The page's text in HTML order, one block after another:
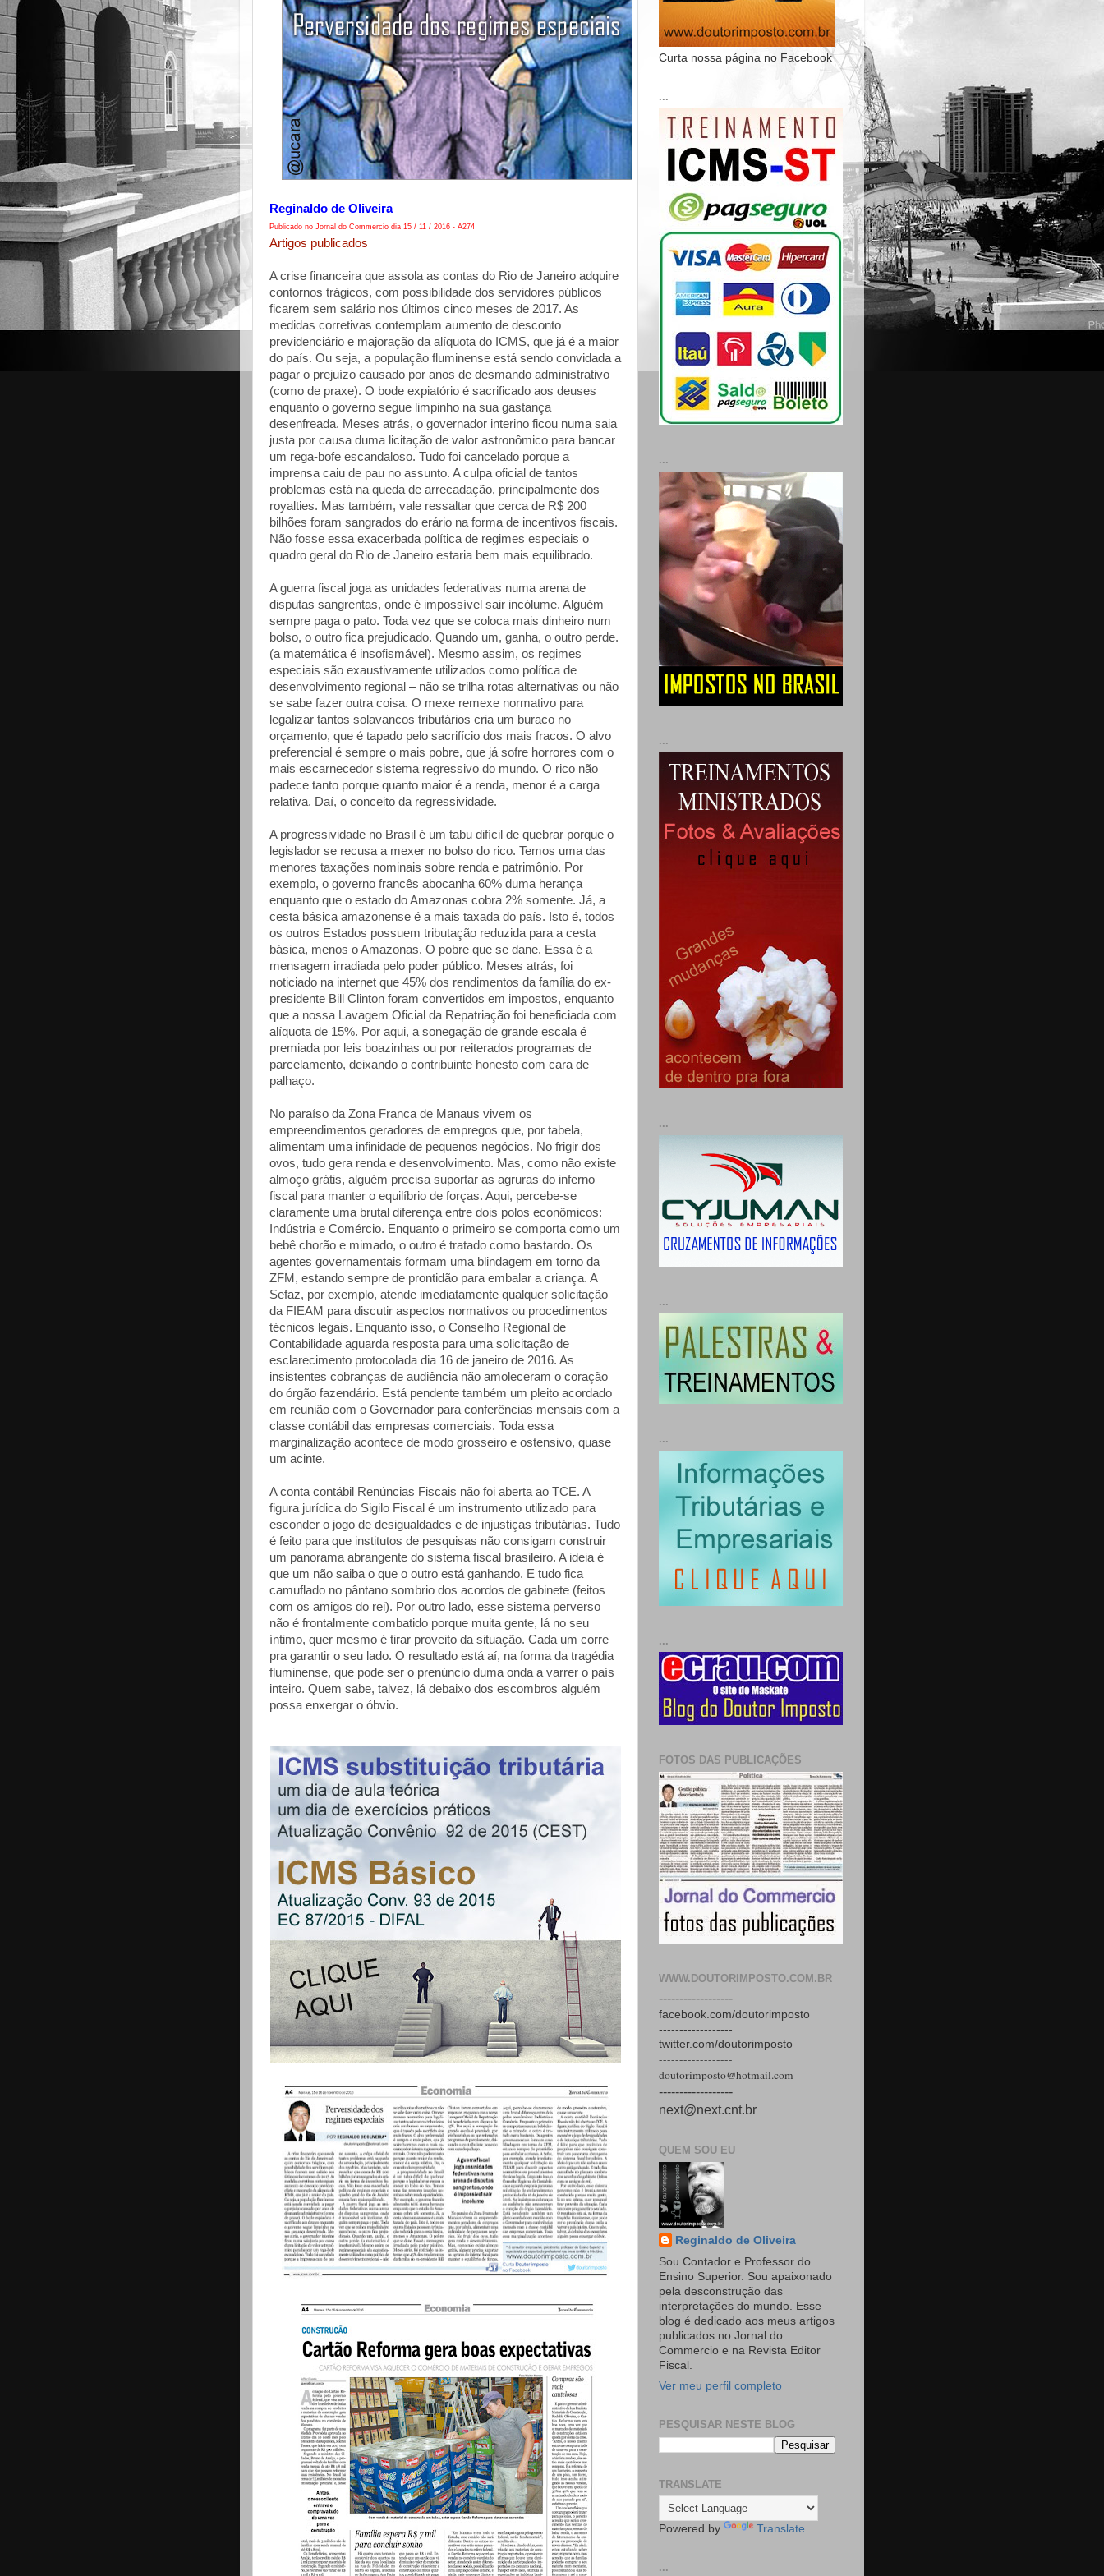
Reginaldo de Oliveira
Publicado no Jornal do Commercio dia 15 / 11 / 2016 - A274
Artigos publicados
A crise financeira que assola as contas do Rio de Janeiro adquire
contornos trágicos, com possibilidade dos servidores públicos
ficarem sem salário nos últimos cinco meses de 2017. As
medidas corretivas contemplam aumento de desconto
previdenciário e majoração da alíquota do ICMS, que já é a maior
do país. Ou seja, a população fluminense está sendo convidada a
pagar o prejuízo causado por anos de desmando administrativo
(como de praxe). O bode expiatório é sacrificado aos deuses
enquanto o governo segue limpinho na sua gastança
desenfreada. Meses atrás, o governador interino ficou numa saia
justa por causa duma licitação de valor astronômico para bancar
um rega-bofe escandaloso. Tudo foi cancelado porque a
imprensa caiu de pau no assunto. A culpa oficial de tantos
problemas está na queda de arrecadação, principalmente dos
royalties. Mas também, vale ressaltar que cerca de R$ 200
bilhões foram sangrados do erário na forma de incentivos fiscais.
Não fosse essa exacerbada política de regimes especiais o
quadro geral do Rio de Janeiro estaria bem mais equilibrado.
A guerra fiscal joga as unidades federativas numa arena de
disputas sangrentas, onde é impossível sair incólume. Alguém
sempre paga o pato. Toda vez que se coloca mais dinheiro num
bolso, o outro fica prejudicado. Quando um, ganha, o outro perde.
(a matemática é insofismável). Mesmo assim, os regimes
especiais são exaustivamente utilizados como política de
desenvolvimento regional – não se trilha rotas alternativas ou não
se sabe fazer outra coisa. O mexe remexe normativo para
legalizar tantos solavancos tributários cria um buraco no
orçamento, que é tapado pelo sacrifício dos mais fracos. O alvo
preferencial é sempre o mais pobre, que já sofre horrores com o
mais escarnecedor sistema regressivo do mundo. O rico não
padece tanto porque quanto maior é a renda, menor é a carga
relativa. Daí, o conceito da regressividade.
A progressividade no Brasil é um tabu difícil de quebrar porque o
legislador se recusa a mexer no bolso do rico. Temos uma das
menores taxações nominais sobre renda e patrimônio. Por
exemplo, o governo francês abocanha 60% duma herança
enquanto que o estado do Amazonas cobra 2% somente. Já, a
cesta básica amazonense é a mais taxada do país. Isto é, todos
os outros Estados possuem tributação reduzida para a cesta
básica, menos o Amazonas. O pobre que se dane. Essa é a
mensagem irradiada pelo poder público. Meses atrás, foi
noticiado na internet que 45% dos rendimentos da família do ex-
presidente Bill Clinton foram convertidos em impostos, enquanto
que a nossa Lavagem Oficial da Repatriação foi beneficiada com
alíquota de 15%. Por aqui, a sonegação de grande escala é
premiada por leis boazinhas ou por reiterados programas de
parcelamento, deixando o contribuinte honesto com cara de
palhaço.
No paraíso da Zona Franca de Manaus vivem os
empreendimentos geradores de empregos que, por tabela,
alimentam uma infinidade de pequenos negócios. No frigir dos
ovos, tudo gera renda e desenvolvimento. Mas, como não existe
almoço grátis, alguém precisa suportar as agruras do inferno
fiscal para manter o equilíbrio de forças. Aqui, percebe-se
claramente uma brutal diferença entre dois polos econômicos:
Indústria e Comércio. Enquanto o primeiro se comporta como um
bebê chorão e mimado, o outro é tratado como bastardo. Os
agentes governamentais formam uma blindagem em torno da
ZFM, estando sempre de prontidão para embalar a criança. A
Sefaz, por exemplo, atende imediatamente qualquer solicitação
da FIEAM para discutir aspectos normativos ou procedimentos
técnicos legais. Enquanto isso, o Conselho Regional de
Contabilidade aguarda resposta para uma solicitação de
esclarecimento protocolada dia 16 de janeiro de 2016. As
insistentes cobranças de audiência não amoleceram o coração
do órgão fazendário. Está pendente também um pleito acordado
em reunião com o Governador para conferências mensais com a
classe contábil das empresas comerciais. Toda essa
marginalização acontece de modo grosseiro e ostensivo, quase
um acinte.
A conta contábil Renúncias Fiscais não foi aberta ao TCE. A
figura jurídica do Sigilo Fiscal é um instrumento utilizado para
esconder o jogo de desigualdades e de injustiças tributárias. Tudo
é feito para que institutos de pesquisas não consigam construir
um panorama abrangente do sistema fiscal brasileiro. A ideia é
que um não saiba o que o outro está ganhando. E tudo fica
camuflado no pântano sombrio dos acordos de gabinete (feitos
com os amigos do rei). Por outro lado, esse sistema perverso
não é frontalmente combatido porque muita gente, lá no seu
íntimo, quer mesmo é tirar proveito da situação. Cada um corre
pra garantir o seu lado. O resultado está aí, na forma da tragédia
fluminense, que pode ser o prenúncio duma onda a varrer o país
inteiro. Quem sabe, talvez, lá debaixo dos escombros alguém
possa enxergar o óbvio.
Curta nossa página no Facebook
...
...
...
...
...
...
...
FOTOS DAS PUBLICAÇÕES
WWW.DOUTORIMPOSTO.COM.BR
------------------
facebook.com/doutorimposto
------------------
twitter.com/doutorimposto
------------------
doutorimposto@hotmail.com
------------------
next@next.cnt.br
QUEM SOU EU
Reginaldo de Oliveira
Sou Contador e Professor do
Ensino Superior. Sou apaixonado
pela desconstrução das
interpretações do mundo. Esse
blog é dedicado aos meus artigos
publicados no Jornal do
Commercio e na Revista Editor
Fiscal.
Ver meu perfil completo
PESQUISAR NESTE BLOG
TRANSLATE
Powered by Translate
...